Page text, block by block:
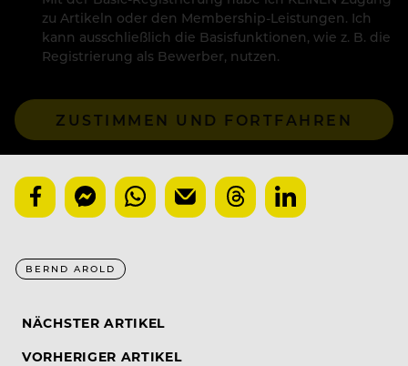
zu Artikeln oder den Membership-Leistungen. Ich
kann ausschließlich die Basisfunktionen, wie z. B. die
Registrierung als Bewerber, nutzen.
ZUSTIMMEN UND FORTFAHREN
BERND AROLD
NÄCHSTER ARTIKEL
VORHERIGER ARTIKEL